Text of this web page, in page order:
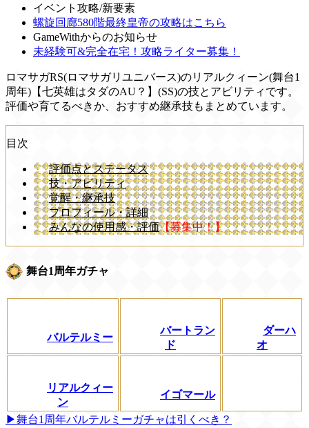
イベント攻略/新要素
螺旋回廊580階最終皇帝の攻略はこちら
GameWithからのお知らせ
未経験可&完全在宅！攻略ライター募集！
ロマサガRS(ロマサガリユニバース)のリアルクィーン(舞台1
周年)【七英雄はタダのAU？】(SS)の技とアビリティです。
評価や育てるべきか、おすすめ継承技もまとめています。
目次
評価点とステータス
技・アビリティ
覚醒・継承技
プロフィール・詳細
みんなの使用感・評価【募集中！】
舞台1周年ガチャ
バルテルミー
バートラン
ド
ダーハ
オ
リアルクィー
ン
イゴマール
▶舞台1周年バルテルミーガチャは引くべき？